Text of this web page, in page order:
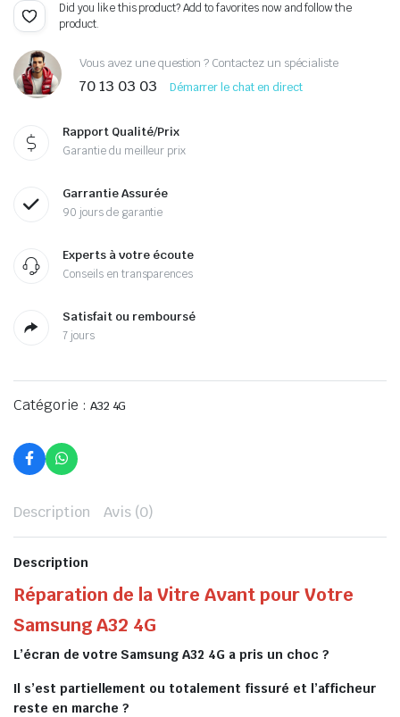
Did you like this product? Add to favorites now and follow the
product.
Vous avez une question ? Contactez un spécialiste
70 13 03 03 Démarrer le chat en direct
Rapport Qualité/Prix
Garantie du meilleur prix
Garrantie Assurée
90 jours de garantie
Experts à votre écoute
Conseils en transparences
Satisfait ou remboursé
7 jours
Catégorie : A32 4G
Description Avis (0)
Description
Réparation de la Vitre Avant pour Votre
Samsung A32 4G
L’écran de votre Samsung A32 4G a pris un choc ?
Il s’est partiellement ou totalement fissuré et l’afficheur
reste en marche ?